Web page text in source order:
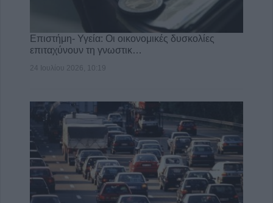
Επιστήμη- Υγεία: Οι οικονομικές δυσκολίες
επιταχύνουν τη γνωστικ…
24 Ιουλίου 2026, 10:19